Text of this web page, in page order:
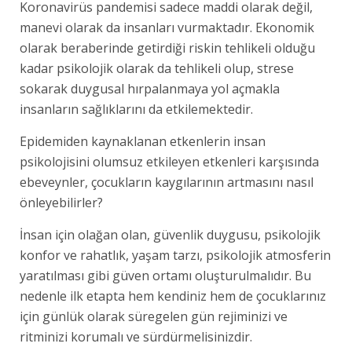
Koronavirüs pandemisi sadece maddi olarak değil,
manevi olarak da insanları vurmaktadır. Ekonomik
olarak beraberinde getirdiği riskin tehlikeli olduğu
kadar psikolojik olarak da tehlikeli olup, strese
sokarak duygusal hırpalanmaya yol açmakla
insanların sağlıklarını da etkilemektedir.
Epidemiden kaynaklanan etkenlerin insan
psikolojisini olumsuz etkileyen etkenleri karşısında
ebeveynler, çocukların kaygılarının artmasını nasıl
önleyebilirler?
İnsan için olağan olan, güvenlik duygusu, psikolojik
konfor ve rahatlık, yaşam tarzı, psikolojik atmosferin
yaratılması gibi güven ortamı oluşturulmalıdır. Bu
nedenle ilk etapta hem kendiniz hem de çocuklarınız
için günlük olarak süregelen gün rejiminizi ve
ritminizi korumalı ve sürdürmelisinizdir.